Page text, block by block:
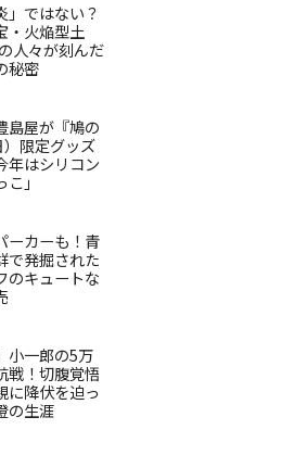
」ではない？
・火焔型土
人々が刻んだ
秘密
島屋が『鳩の
限定グッズ
年はシリコン
」
ーカーも！青
で発掘された
のキュートな
小一郎の5万
戦！切腹覚悟
に降伏を迫っ
の生涯